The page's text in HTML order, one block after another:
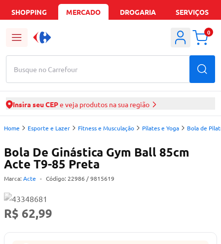
SHOPPING MERCADO DROGARIA SERVIÇOS
Busque no Carrefour
0
Insira seu CEPe veja produtos na sua região
Home Esporte e Lazer Fitness e Musculação Pilates e Yoga Bola de
Bola De Ginástica Gym Ball 85cm
Acte T9-85 Preta
Marca: Acte - Código: 22986 / 9815619
R$ 62,99